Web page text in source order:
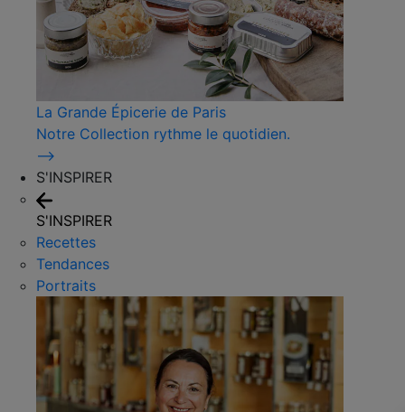
La Grande Épicerie de Paris
Notre Collection rythme le quotidien.
⟶
S'INSPIRER
S'INSPIRER
Recettes
Tendances
Portraits